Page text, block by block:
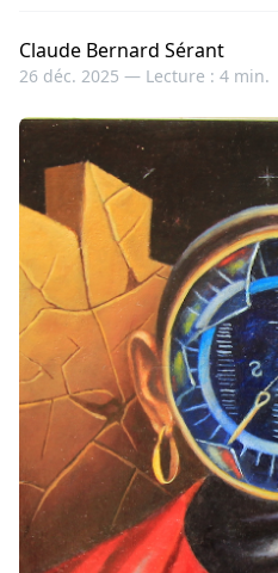
Claude Bernard Sérant
26 déc. 2025 — Lecture : 4 min.